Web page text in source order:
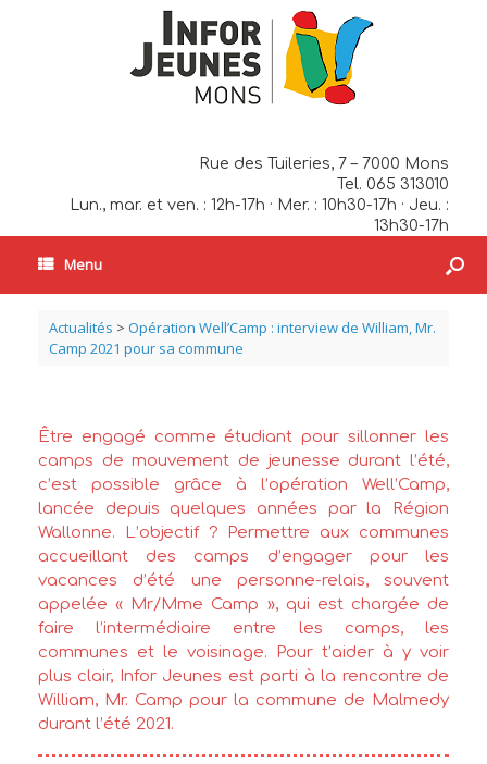
Rue des Tuileries, 7 – 7000 Mons
Tel. 065 313010
Lun., mar. et ven. : 12h-17h · Mer. : 10h30-17h · Jeu. :
13h30-17h
Menu
Actualités > Opération Well’Camp : interview de William, Mr.
Camp 2021 pour sa commune
Être engagé comme étudiant pour sillonner les
camps de mouvement de jeunesse durant l’été,
c’est possible grâce à l’opération Well’Camp,
lancée depuis quelques années par la Région
Wallonne. L’objectif ? Permettre aux communes
accueillant des camps d’engager pour les
vacances d’été une personne-relais, souvent
appelée « Mr/Mme Camp », qui est chargée de
faire l’intermédiaire entre les camps, les
communes et le voisinage. Pour t’aider à y voir
plus clair, Infor Jeunes est parti à la rencontre de
William, Mr. Camp pour la commune de Malmedy
durant l’été 2021.